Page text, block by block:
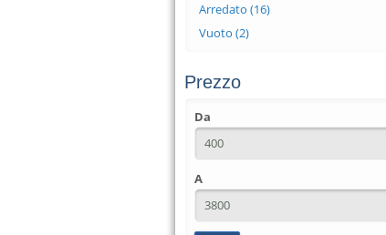
Arredato (16)
Vuoto (2)
Prezzo
Da
A